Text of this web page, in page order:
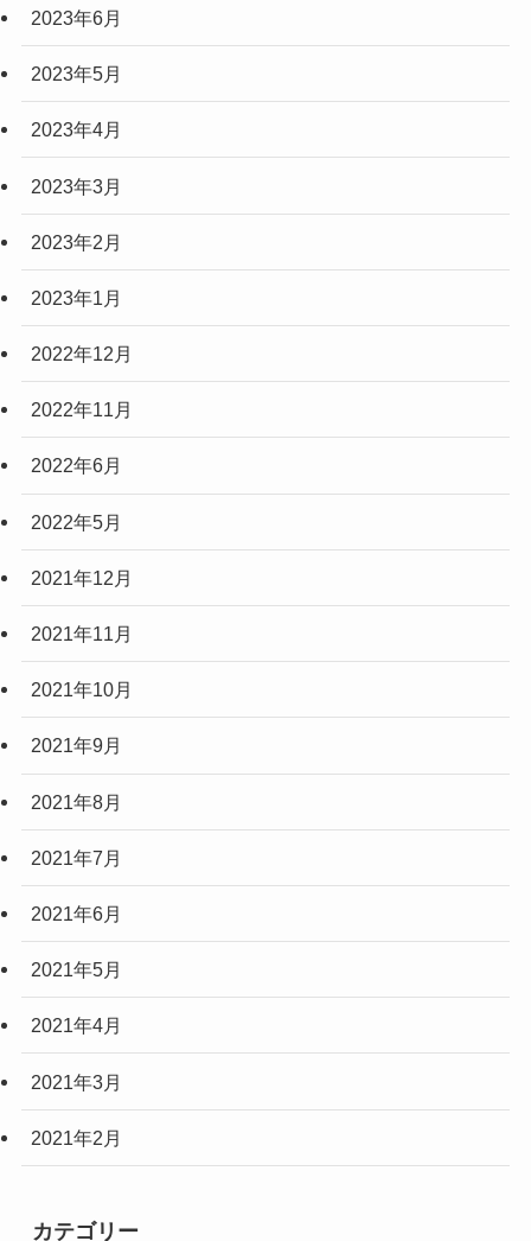
2023年6月
2023年5月
2023年4月
2023年3月
2023年2月
2023年1月
2022年12月
2022年11月
2022年6月
2022年5月
2021年12月
2021年11月
2021年10月
2021年9月
2021年8月
2021年7月
2021年6月
2021年5月
2021年4月
2021年3月
2021年2月
カテゴリー